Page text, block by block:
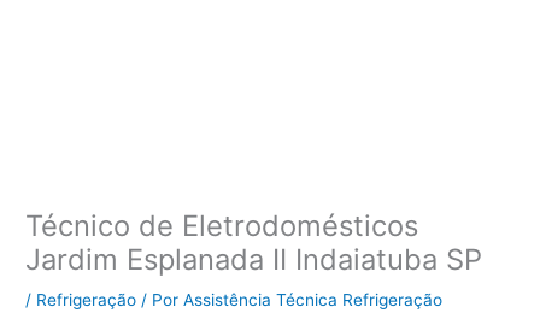
Técnico de Eletrodomésticos
Jardim Esplanada II Indaiatuba SP
/ Refrigeração / PorAssistência Técnica Refrigeração